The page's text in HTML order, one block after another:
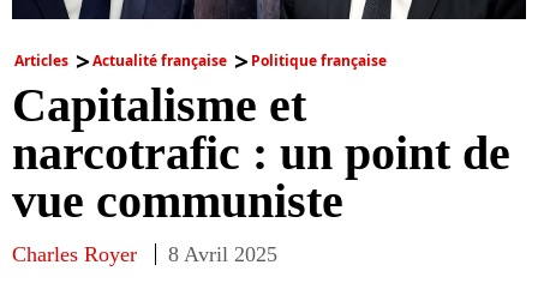
Articles Actualité française Politique française
Capitalisme et
narcotrafic : un point de
vue communiste
Charles Royer 8 Avril 2025